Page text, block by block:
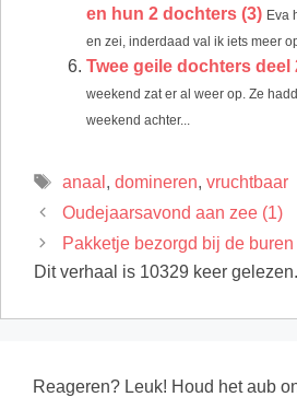
en hun 2 dochters (3) Eva
en zei, inderdaad val ik iets meer
Twee geile dochters deel
weekend zat er al weer op. Ze
weekend achter...
Tags
anaal , domineren, vruchtbaar
Oudejaarsavond aan zee (1)
Pakketje bezorgd bij de
Dit verhaal is 10329 keer gelezen.
Reageren? Leuk! Houd het aub